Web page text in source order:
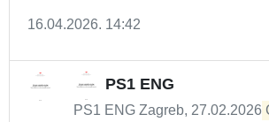
16.04.2026. 14:42
PS1 ENG
PS1 ENG Zagreb, 27.02.2026